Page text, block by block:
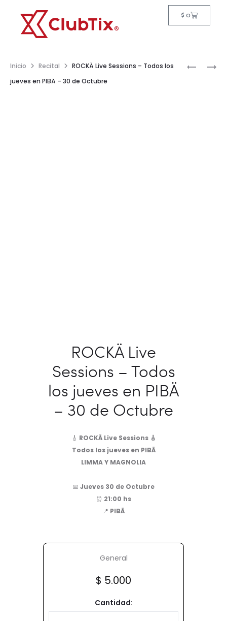
$0
Inicio Recital
ROCKÄ Live Sessions – Todos los
jueves en PIBÄ – 30 de Octubre
ROCKÄ Live
Sessions – Todos
los jueves en PIBÄ
– 30 de Octubre
🎸 ROCKÄ Live Sessions 🎸
Todos los jueves en PIBÄ
LIMMA Y MAGNOLIA
📅 Jueves 30 de Octubre
⏰ 21:00 hs
📍 PIBÄ
General
$ 5.000
Cantidad: